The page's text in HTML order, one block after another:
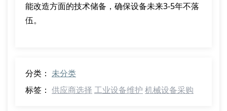
能改造方面的技术储备，确保设备未来3-5年不落
伍。
分类： 未分类
标签： 供应商选择 工业设备维护 机械设备采购